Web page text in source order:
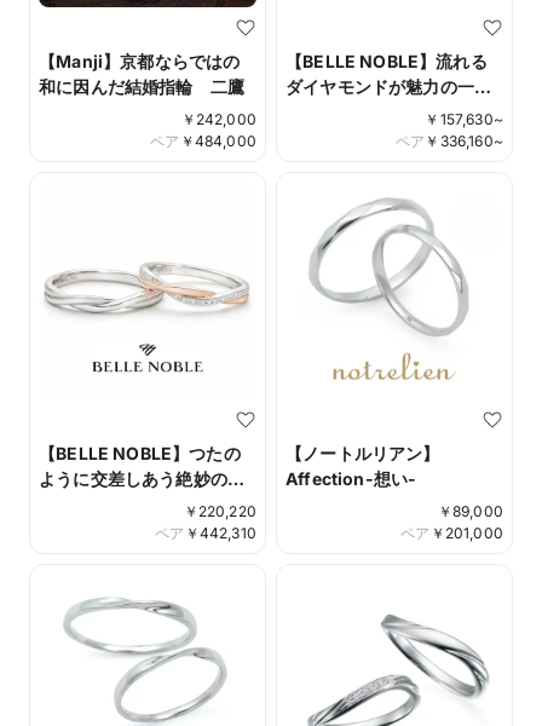
【Manji】京都ならではの
和に因んだ結婚指輪 二鷹
￥ 242,000
￥ 484,000
ペア
【BELLE NOBLE】流れる
ダイヤモンドが魅力の一番
人気 アヴォルジュレ
￥ 157,630~
￥ 336,160~
ペア
【BELLE NOBLE】つたの
ように交差しあう絶妙の造
形美 アンフュームリル
￥ 220,220
￥ 442,310
ペア
【ノートルリアン】
Affection-想い-
￥ 89,000
￥ 201,000
ペア